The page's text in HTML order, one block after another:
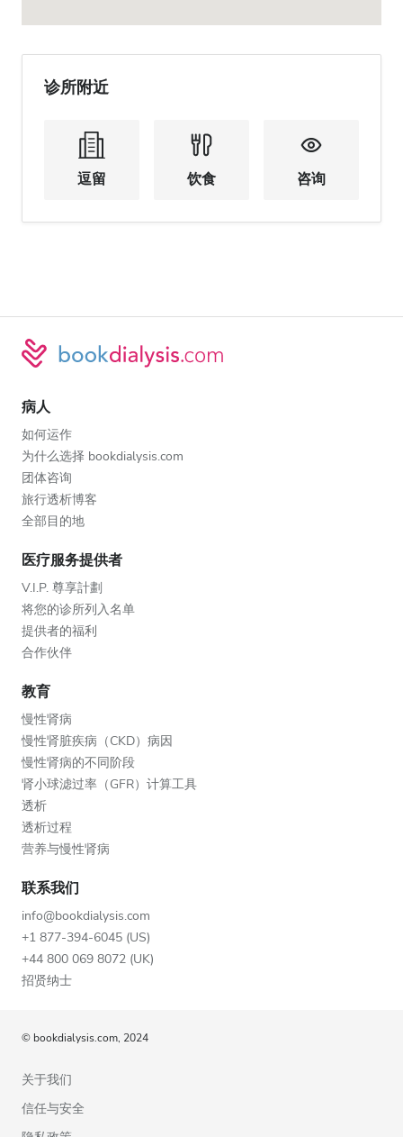
诊所附近
逗留 饮食 咨询
病人
如何运作
为什么选择 bookdialysis.com
团体咨询
旅行透析博客
全部目的地
医疗服务提供者
V.I.P. 尊享計劃
将您的诊所列入名单
提供者的福利
合作伙伴
教育
慢性肾病
慢性肾脏疾病（CKD）病因
慢性肾病的不同阶段
肾小球滤过率（GFR）计算工具
透析
透析过程
营养与慢性肾病
联系我们
info@bookdialysis.com
+1 877-394-6045 (US)
+44 800 069 8072 (UK)
招贤纳士
© bookdialysis.com, 2024
关于我们
信任与安全